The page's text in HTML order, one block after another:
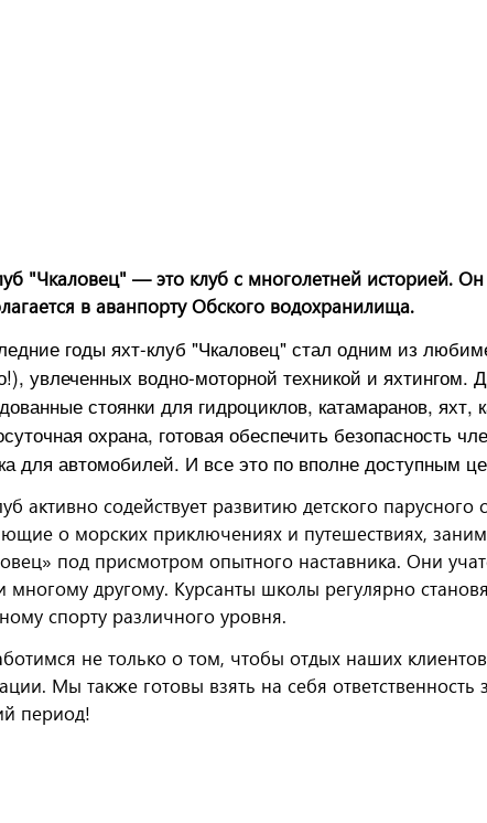
"Чкаловец" — это клуб с многолетней историей. Он
в аванпорту Обского водохранилища.
годы яхт-клуб "Чкаловец" стал одним из
увлеченных водно-моторной техникой и яхтингом.
стоянки для гидроциклов, катамаранов,
охрана, готовая обеспечить безопасность
для автомобилей. И все это по вполне доступным
активно содействует развитию детского
о морских приключениях и путешествиях,
под присмотром опытного наставника. Они
многому другому. Курсанты школы регулярно
спорту различного уровня.
не только о том, чтобы отдых наших
Мы также готовы взять на себя
период!